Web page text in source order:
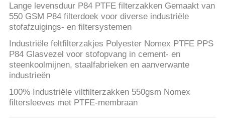
Lange levensduur P84 PTFE filterzakken Gemaakt van
550 GSM P84 filterdoek voor diverse industriële
stofafzuigings- en filtersystemen
Industriële feltfilterzakjes Polyester Nomex PTFE PPS
P84 Glasvezel voor stofopvang in cement- en
steenkoolmijnen, staalfabrieken en aanverwante
industrieën
100% Industriële viltfilterzakken 550gsm Nomex
filtersleeves met PTFE-membraan